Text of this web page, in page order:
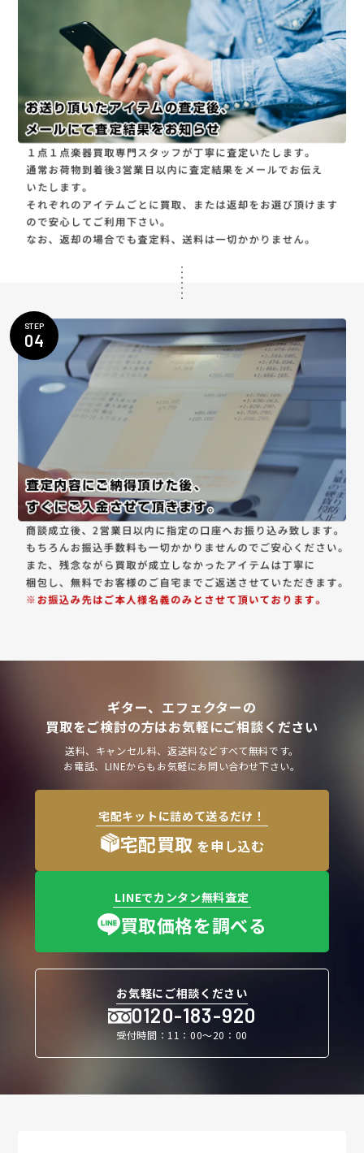
STEP
04
ギター、エフェクターの
買取をご検討の方はお気軽にご相談ください
送料、キャンセル料、返送料などすべて無料です。
お電話、LINEからもお気軽にお問い合わせ下さい。
宅配キットに詰めて送るだけ！
宅配買取 を申し込む
LINEでカンタン無料査定
買取価格を調べる
お気軽にご相談ください
0120-183-920
受付時間：11：00〜20：00